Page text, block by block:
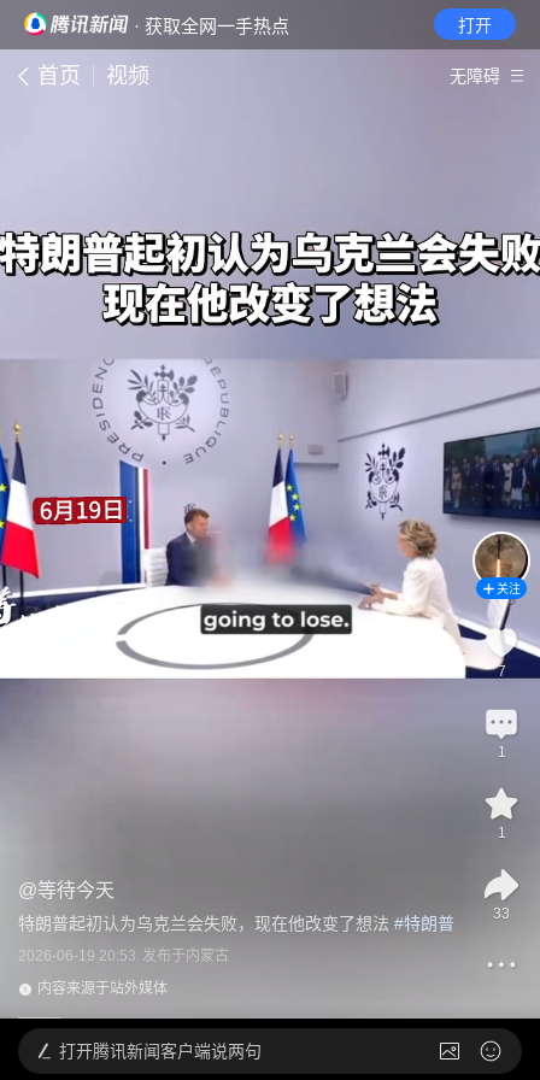
· 获取全网一手热点 打开
首页 视频 无障碍
@等待今天
特朗普起初认为乌克兰会失败，现在他改变了想法 #特朗普
2026-06-19 20:53 发布于 内蒙古
内容来源于站外媒体
关注
7
1
1
33
打开腾讯新闻客户端说两句